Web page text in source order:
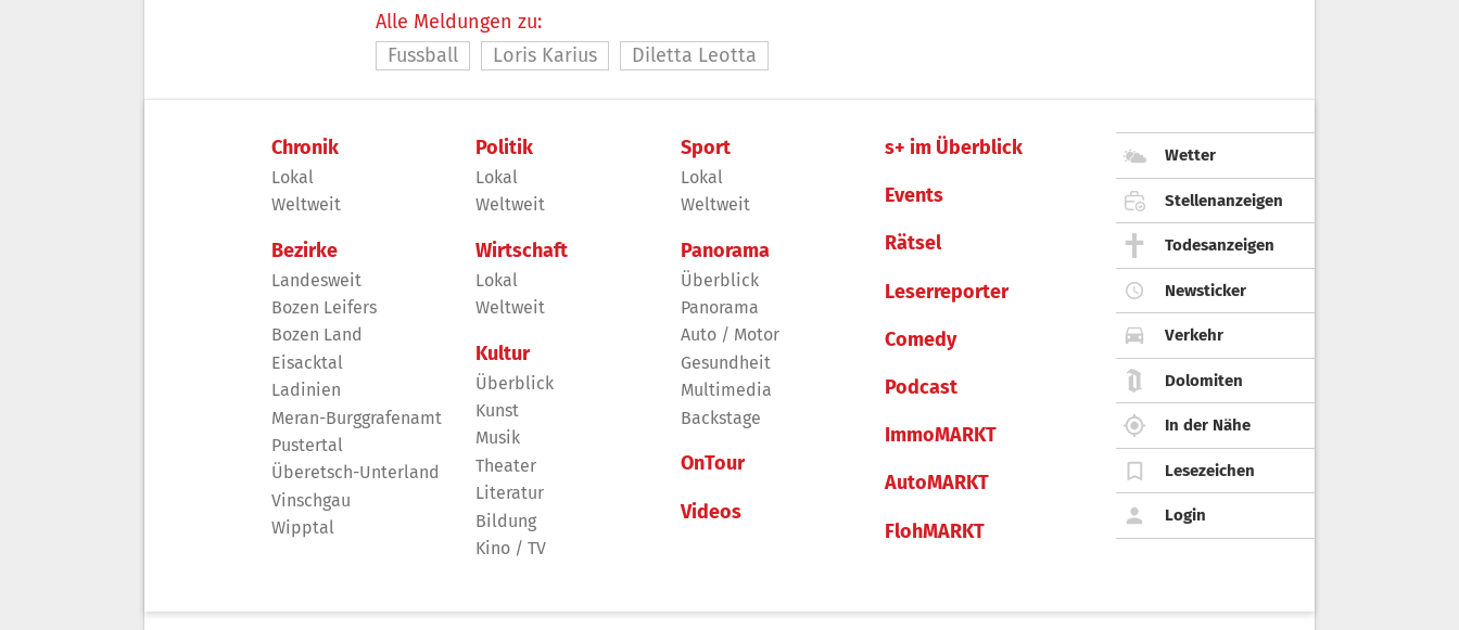
Alle Meldungen zu:
Fussball
Loris Karius Diletta Leotta
Chronik
Lokal
Weltweit
Bezirke
Landesweit
Bozen Leifers
Bozen Land
Eisacktal
Ladinien
Meran-Burggrafenamt
Pustertal
Überetsch-Unterland
Vinschgau
Wipptal
Politik
Lokal
Weltweit
Wirtschaft
Lokal
Weltweit
Kultur
Überblick
Kunst
Musik
Theater
Literatur
Bildung
Kino / TV
Sport
Lokal
Weltweit
Panorama
Überblick
Panorama
Auto / Motor
Gesundheit
Multimedia
Backstage
OnTour
Videos
s+ im Überblick
Events
Rätsel
Leserreporter
Comedy
Podcast
ImmoMARKT
AutoMARKT
FlohMARKT
Wetter
Stellenanzeigen
Todesanzeigen
Newsticker
Verkehr
Dolomiten
In der Nähe
Lesezeichen
Login